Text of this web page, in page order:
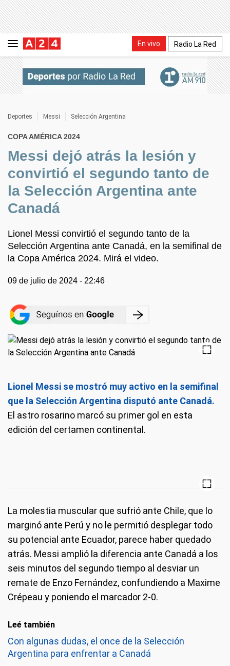
En vivo Radio La Red
Deportes Messi Selección Argentina
COPA AMÉRICA 2024
Messi dejó atrás la lesión y
convirtió el segundo tanto de
la Selección Argentina ante
Canadá
Lionel Messi convirtió el segundo tanto de la
Selección Argentina ante Canadá, en la semifinal de
la Copa América 2024. Mirá el video.
09 de julio de 2024 - 22:46
Lionel Messi se mostró muy activo en la semifinal
que la Selección Argentina disputó ante Canadá.
El astro rosarino marcó su primer gol en esta
edición del certamen continental.
La molestia muscular que sufrió ante Chile, que lo
marginó ante Perú y no le permitió desplegar todo
su potencial ante Ecuador, parece haber quedado
atrás. Messi amplió la diferencia ante Canadá a los
seis minutos del segundo tiempo al desviar un
remate de Enzo Fernández, confundiendo a Maxime
Crépeau y poniendo el marcador 2-0.
Leé también
Con algunas dudas, el once de la Selección
Argentina para enfrentar a Canadá